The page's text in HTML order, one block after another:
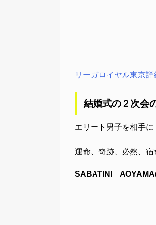
リーガロイヤル東京詳
結婚式の２次会
エリート男子を相手に
運命、奇跡、必然、
SABATINI AOYAMA(